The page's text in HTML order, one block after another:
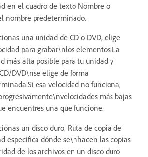
en el cuadro de texto Nombre o
nombre predeterminado.
una unidad de CD o DVD, elige
para grabar\nlos elementos.La
más alta posible para tu unidad y
DVD\nse elige de forma
esa velocidad no funciona,
más bajas
encuentres una que funcione.
un disco duro, Ruta de copia de
especifica dónde se\nhacen las copias
de los archivos en un disco duro